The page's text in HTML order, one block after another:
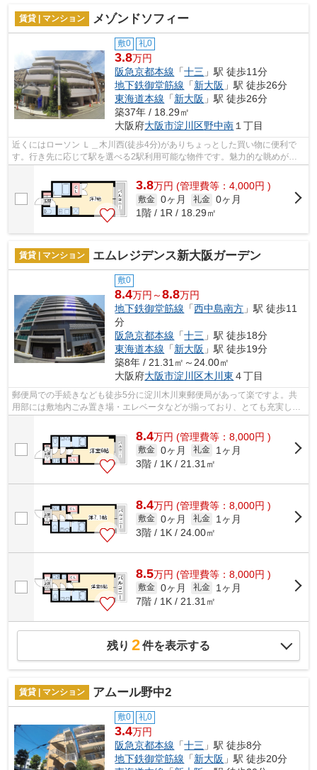
賃貸 | マンション メゾンドソフィー
敷0 礼0
3.8万円
阪急京都本線 「十三 」駅 徒歩11分
地下鉄御堂筋線 「新大阪 」駅 徒歩26分
東海道本線 「新大阪 」駅 徒歩26分
築37年 / 18.29㎡
大阪府大阪市淀川区野中南 １丁目
近くにはローソン Ｌ＿木川西(徒歩4分)がありちょっとした買い物に便利で
す。行き先に応じて駅を選べる2駅利用可能な物件です。魅力的な眺めが楽
しめるエリアの物件です。敷地内ごみ置...
3.8万円 (管理費等：4,000円 )
敷金 0ヶ月 礼金 0ヶ月
1階 / 1R / 18.29㎡
賃貸 | マンション エムレジデンス新大阪ガーデン
敷0
8.4万円～8.8万円
地下鉄御堂筋線 「西中島南方 」駅 徒歩11
分
阪急京都本線 「十三 」駅 徒歩18分
東海道本線 「新大阪 」駅 徒歩19分
築8年 / 21.31㎡～24.00㎡
大阪府大阪市淀川区木川東 ４丁目
郵便局での手続きなども徒歩5分に淀川木川東郵便局があって楽ですよ。共
用部には敷地内ごみ置き場・エレベータなどが揃っており、とても充実して
8.4万円 (管理費等：8,000円 )
敷金 0ヶ月 礼金
1ヶ月
3階 / 1K / 21.31㎡
8.4万円 (管理費等：8,000円 )
敷金 0ヶ月 礼金
1ヶ月
3階 / 1K / 24.00㎡
8.5万円 (管理費等：8,000円 )
敷金 0ヶ月 礼金
1ヶ月
7階 / 1K / 21.31㎡
残り 2件を表示する
賃貸 | マンション アムール野中2
敷0 礼0
3.4万円
阪急京都本線 「十三 」駅 徒歩8分
地下鉄御堂筋線 「新大阪 」駅 徒歩20分